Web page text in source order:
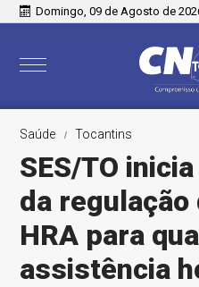
Domingo, 09 de Agosto de
Saúde Tocantins
SES/TO
da
HRA para
assistência